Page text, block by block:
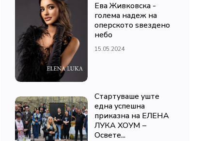
Ева Живковска -
голема надеж на
оперското ѕвездено
небо
15.05.2024
Стартуваше уште
една успешна
приказна на ЕЛЕНА
ЛУКА ХОУМ –
Освете...